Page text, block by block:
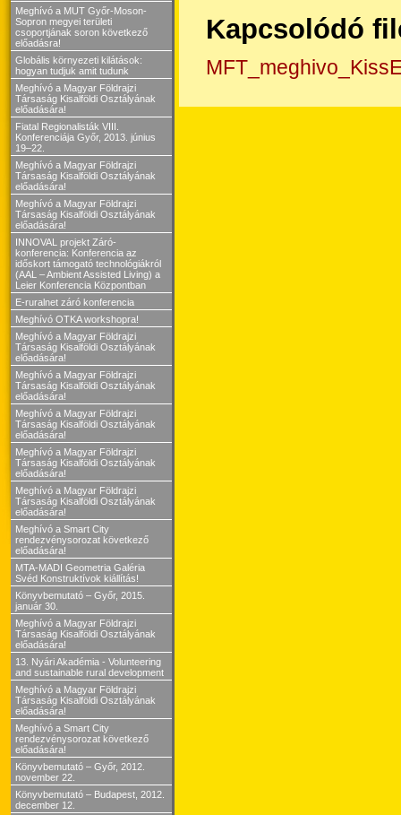
Meghívó a MUT Győr-Moson-
Sopron megyei területi
csoportjának soron következő
előadásra!
Globális környezeti kilátások:
hogyan tudjuk amit tudunk
Meghívó a Magyar Földrajzi
Társaság Kisalföldi Osztályának
előadására!
Fiatal Regionalisták VIII.
Konferenciája Győr, 2013. június
19–22.
Meghívó a Magyar Földrajzi
Társaság Kisalföldi Osztályának
előadására!
Meghívó a Magyar Földrajzi
Társaság Kisalföldi Osztályának
előadására!
INNOVAL projekt Záró-
konferencia: Konferencia az
időskort támogató technológiákról
(AAL – Ambient Assisted Living) a
Leier Konferencia Központban
E-ruralnet záró konferencia
Meghívó OTKA workshopra!
Meghívó a Magyar Földrajzi
Társaság Kisalföldi Osztályának
előadására!
Meghívó a Magyar Földrajzi
Társaság Kisalföldi Osztályának
előadására!
Meghívó a Magyar Földrajzi
Társaság Kisalföldi Osztályának
előadására!
Meghívó a Magyar Földrajzi
Társaság Kisalföldi Osztályának
előadására!
Meghívó a Magyar Földrajzi
Társaság Kisalföldi Osztályának
előadására!
Meghívó a Smart City
rendezvénysorozat következő
előadására!
MTA-MADI Geometria Galéria
Svéd Konstruktívok kiállítás!
Könyvbemutató – Győr, 2015.
január 30.
Meghívó a Magyar Földrajzi
Társaság Kisalföldi Osztályának
előadására!
13. Nyári Akadémia - Volunteering
and sustainable rural development
Meghívó a Magyar Földrajzi
Társaság Kisalföldi Osztályának
előadására!
Meghívó a Smart City
rendezvénysorozat következő
előadására!
Könyvbemutató – Győr, 2012.
november 22.
Könyvbemutató – Budapest, 2012.
december 12.
Kapcsolódó